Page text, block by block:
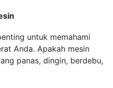
untuk memahami
Anda. Apakah mesin
panas, dingin, berdebu,